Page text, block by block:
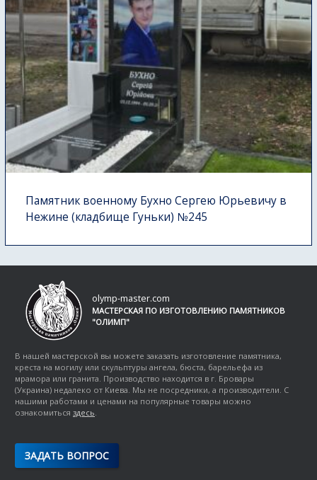
Памятник военному Бухно Сергею Юрьевичу в
Нежине (кладбище Гуньки) №245
olymp-master.com
МАСТЕРСКАЯ ПО ИЗГОТОВЛЕНИЮ ПАМЯТНИКОВ
"ОЛИМП"
В нашей мастерской вы можете заказать изготовление памятника,
креста на могилу или скульптуры ангела, бюста, барельефа из
мрамора или гранита. Производство находится в г. Бровары
(Украина) недалеко от Киева. Мы не посредники, а производители. С
нашими работами и ценами на популярные товары можно
ознакомиться здесь.
ЗАДАТЬ ВОПРОС